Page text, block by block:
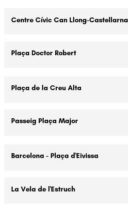
Centre Cívic Can Llong-
Plaça Doctor Robert
Plaça de la Creu Alta
Passeig Plaça Major
Barcelona - Plaça d'Eivissa
La Vela de l'Estruch